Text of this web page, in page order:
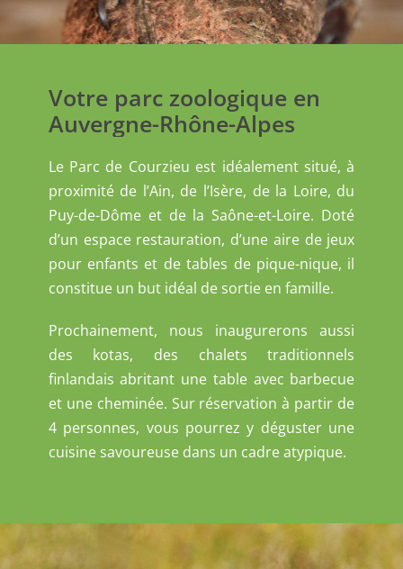
Votre parc zoologique en
Auvergne-Rhône-Alpes
Le Parc de Courzieu est idéalement situé, à
proximité de l’Ain, de l’Isère, de la Loire, du
Puy-de-Dôme et de la Saône-et-Loire. Doté
d’un espace restauration, d’une aire de jeux
pour enfants et de tables de pique-nique, il
constitue un but idéal de sortie en famille.
Prochainement, nous inaugurerons aussi
des kotas, des chalets traditionnels
finlandais abritant une table avec barbecue
et une cheminée. Sur réservation à partir de
4 personnes, vous pourrez y déguster une
cuisine savoureuse dans un cadre atypique.